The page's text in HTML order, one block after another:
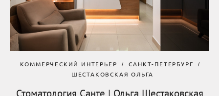
КОММЕРЧЕСКИЙ ИНТЕРЬЕР
САНКТ-ПЕТЕРБУРГ
ШЕСТАКОВСКАЯ ОЛЬГА
Стоматология Санте | Ольга Шестаковская